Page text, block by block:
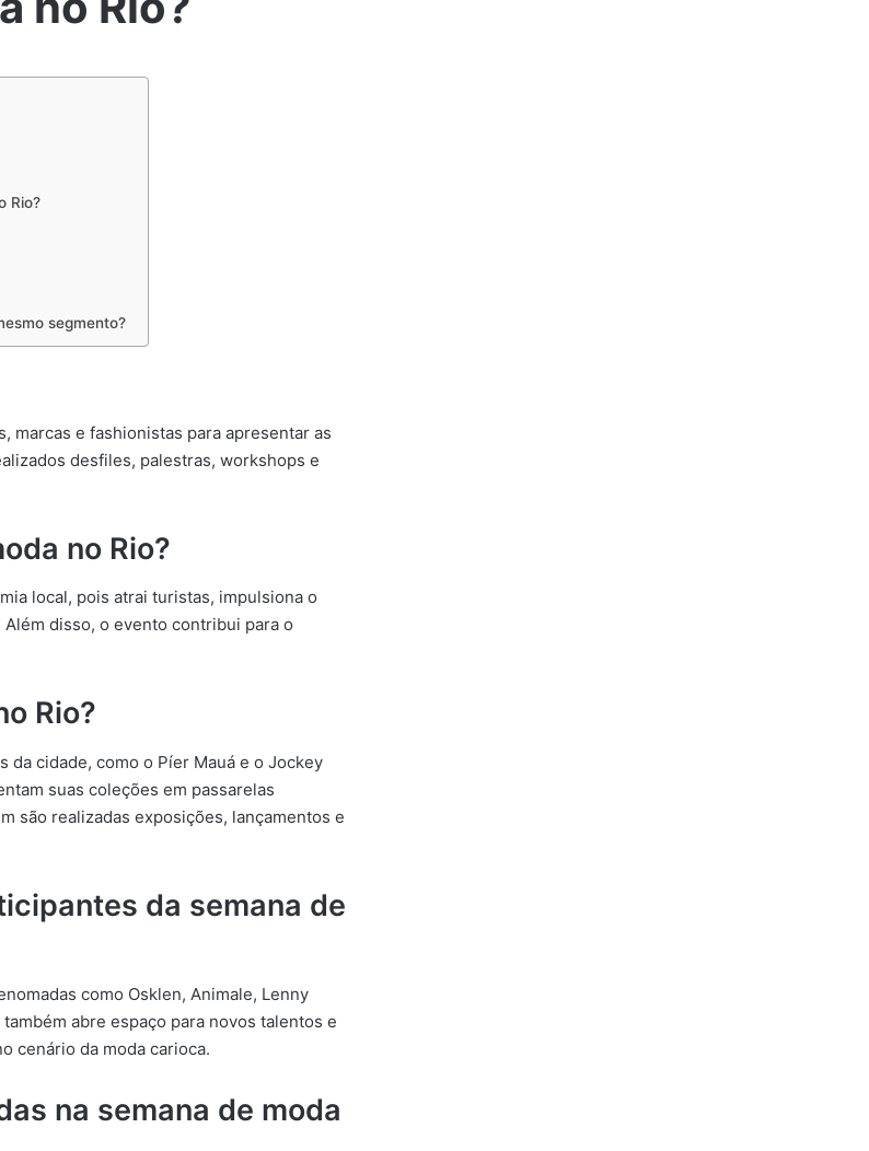
Rio?
segmento?
marcas e fashionistas para apresentar as
desfiles, palestras, workshops e
no Rio?
local, pois atrai turistas, impulsiona o
disso, o evento contribui para o
Rio?
da cidade, como o Píer Mauá e o Jockey
suas coleções em passarelas
são realizadas exposições, lançamentos e
da semana de
como Osklen, Animale, Lenny
abre espaço para novos talentos e
cenário da moda carioca.
na semana de moda